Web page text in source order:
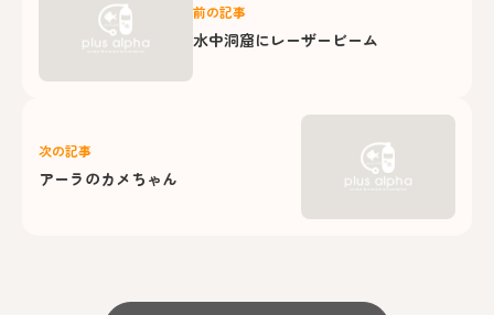
前の記事
水中洞窟にレーザービーム
次の記事
アーラのカメちゃん